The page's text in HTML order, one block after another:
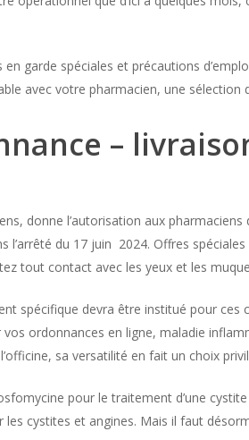
garde spéciales et précautions
avec votre pharmacien, une
–
donne l’autorisation aux pharmaciens
l’arrêté du 17 juin 2024. Offres
tout contact avec les yeux et les
spécifique devra être institué pour ces
ordonnances en ligne, maladie
sa versatilité en fait un choix
pour le traitement d’une
cystites et angines. Mais il faut